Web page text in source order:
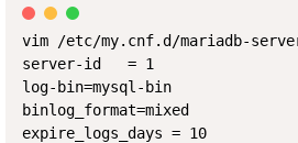
vim /etc/my.cnf.d/mariadb-
server-id   = 1
log-bin=mysql-bin
binlog_format=mixed
expire_logs_days = 10